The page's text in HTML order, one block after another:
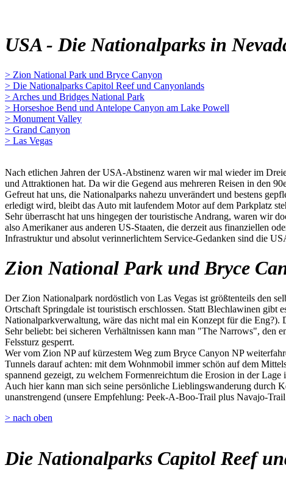
USA - Die Nationalparks in
> Zion National Park und Bryce Canyon
> Die Nationalparks Capitol Reef und Canyonlands
> Arches und Bridges National Park
> Horseshoe Bend und Antelope Canyon am Lake Powell
> Monument Valley
> Grand Canyon
> Las Vegas
Nach etlichen Jahren der USA-Abstinenz waren wir mal wieder im
und Attraktionen hat. Da wir die Gegend aus mehreren Reisen in den
Gefreut hat uns, die Nationalparks nahezu unverändert und bestens
erledigt wird, bleibt das Auto mit laufendem Motor auf dem Parkplatz
Sehr überrascht hat uns hingegen der touristische Andrang, waren wir
also Amerikaner aus anderen US-Staaten, die derzeit aus finanziellen
Infrastruktur und absolut verinnerlichtem Service-Gedanken sind die
Zion National Park und Bryce
Der Zion Nationalpark nordöstlich von Las Vegas ist größtenteils den
Ortschaft Springdale ist touristisch erschlossen. Statt Blechlawinen
Nationalparkverwaltung, wäre das nicht mal ein Konzept für die Eng?).
Sehr beliebt: bei sicheren Verhältnissen kann man "The Narrows",
Felssturz gesperrt.
Wer vom Zion NP auf kürzestem Weg zum Bryce Canyon NP
Tunnels darauf achten: mit dem Wohnmobil immer schön auf dem
spannend gezeigt, zu welchem Formenreichtum die Erosion in der
Auch hier kann man sich seine persönliche Lieblingswanderung durch
unanstrengend (unsere Empfehlung: Peek-A-Boo-Trail plus Navajo-
> nach oben
Die Nationalparks Capitol Reef